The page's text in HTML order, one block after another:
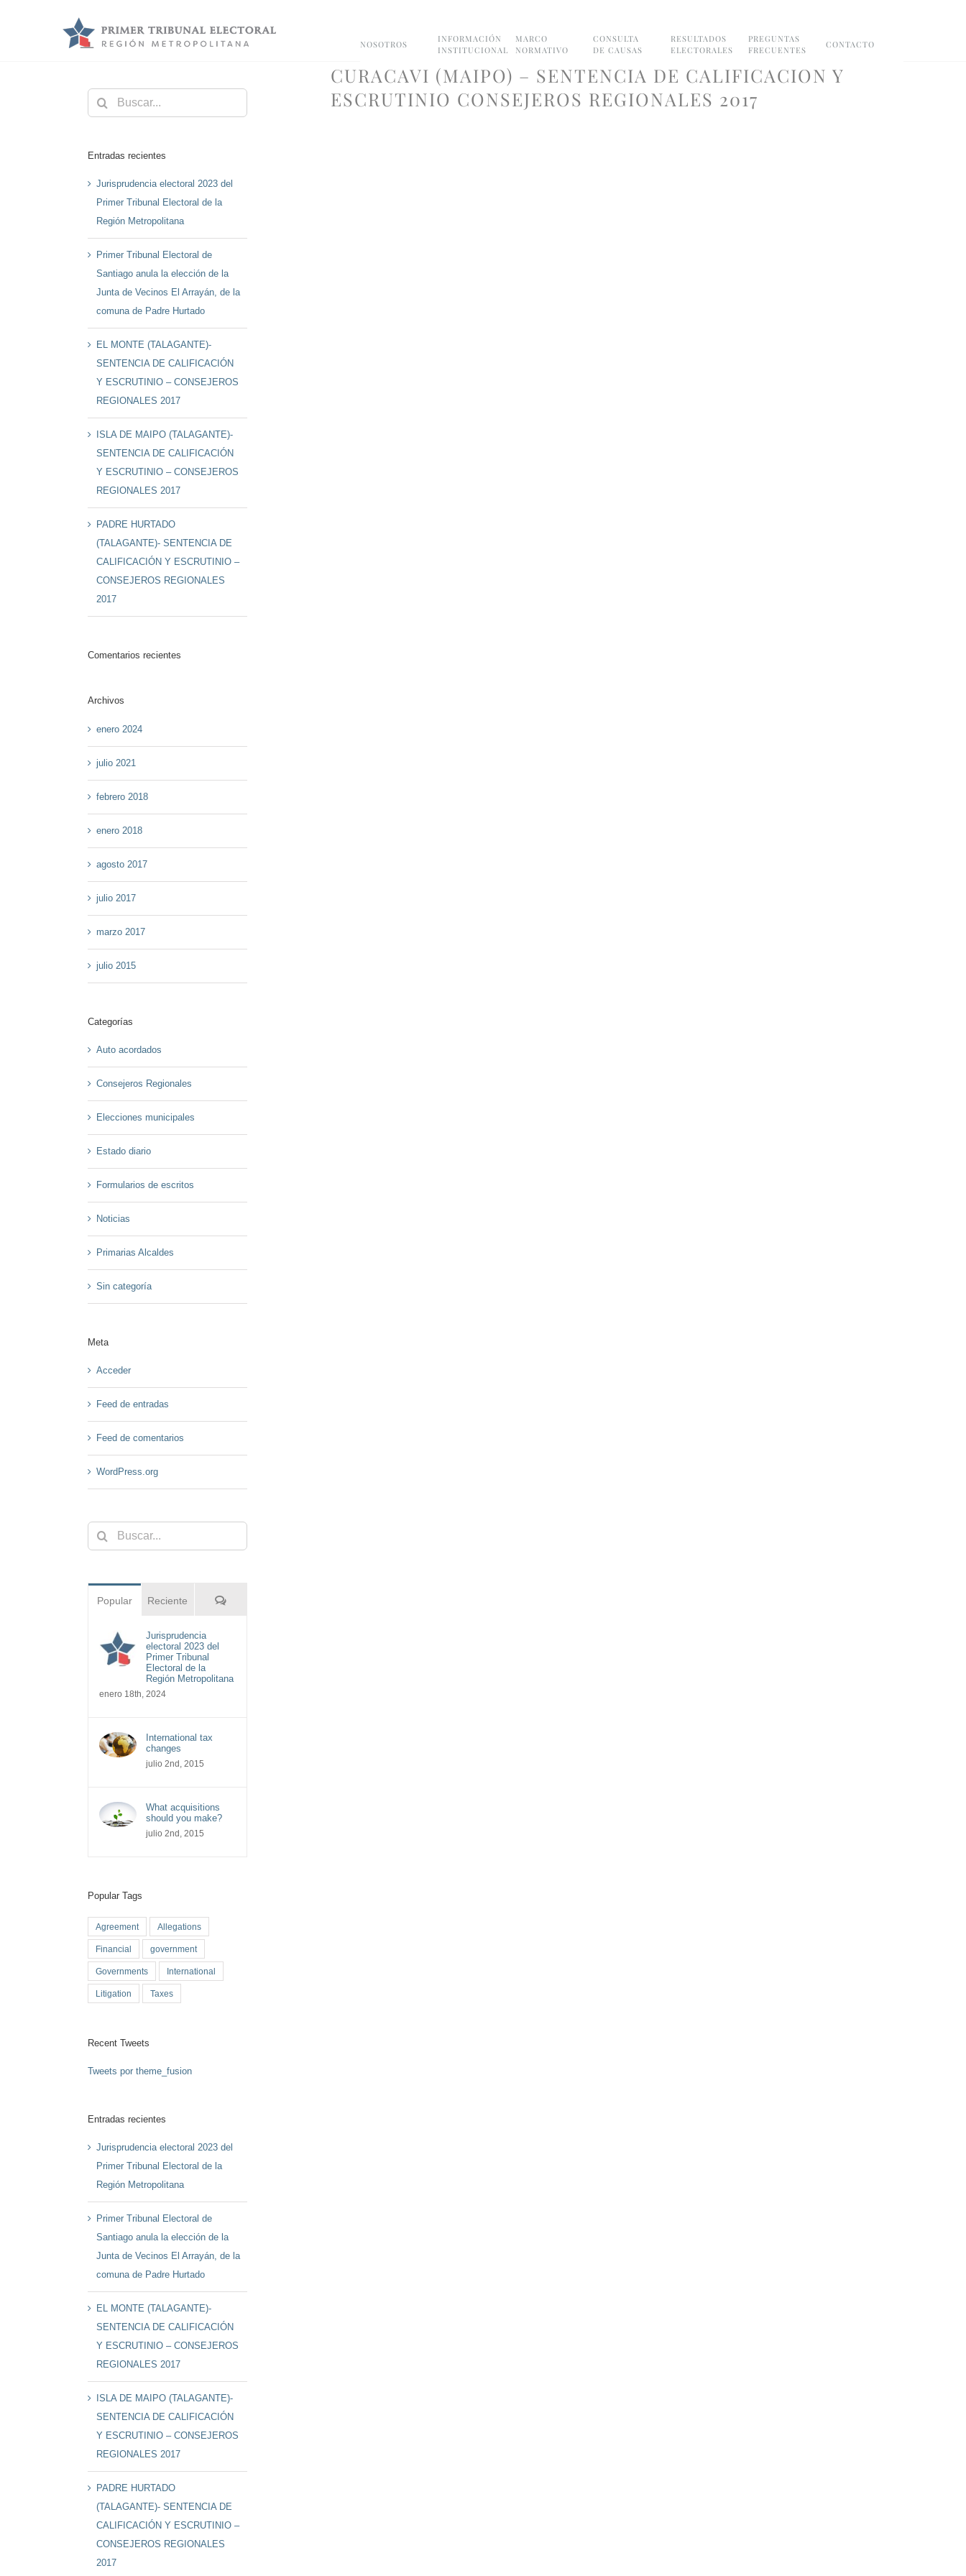
NOSOTROS
INFORMACIÓN
INSTITUCIONAL
MARCO
NORMATIVO
CONSULTA
DE CAUSAS
RESULTADOS
ELECTORALES
PREGUNTAS
FRECUENTES
CONTACTO
CURACAVI (MAIPO) – SENTENCIA DE CALIFICACION Y
ESCRUTINIO CONSEJEROS REGIONALES 2017
Buscar:
Entradas recientes
Jurisprudencia electoral 2023 del
Primer Tribunal Electoral de la
Región Metropolitana
Primer Tribunal Electoral de
Santiago anula la elección de la
Junta de Vecinos El Arrayán, de la
comuna de Padre Hurtado
EL MONTE (TALAGANTE)-
SENTENCIA DE CALIFICACIÓN
Y ESCRUTINIO – CONSEJEROS
REGIONALES 2017
ISLA DE MAIPO (TALAGANTE)-
SENTENCIA DE CALIFICACIÓN
Y ESCRUTINIO – CONSEJEROS
REGIONALES 2017
PADRE HURTADO
(TALAGANTE)- SENTENCIA DE
CALIFICACIÓN Y ESCRUTINIO –
CONSEJEROS REGIONALES
2017
Comentarios recientes
Archivos
enero 2024
julio 2021
febrero 2018
enero 2018
agosto 2017
julio 2017
marzo 2017
julio 2015
Categorías
Auto acordados
Consejeros Regionales
Elecciones municipales
Estado diario
Formularios de escritos
Noticias
Primarias Alcaldes
Sin categoría
Meta
Acceder
Feed de entradas
Feed de comentarios
WordPress.org
Buscar:
Popular Reciente Comentarios
Jurisprudencia
electoral 2023 del
Primer Tribunal
Electoral de la
Región Metropolitana
enero 18th, 2024
International tax
changes
julio 2nd, 2015
What acquisitions
should you make?
julio 2nd, 2015
Popular Tags
Agreement Allegations
Financial government
Governments International
Litigation Taxes
Recent Tweets
Tweets por theme_fusion
Entradas recientes
Jurisprudencia electoral 2023 del
Primer Tribunal Electoral de la
Región Metropolitana
Primer Tribunal Electoral de
Santiago anula la elección de la
Junta de Vecinos El Arrayán, de la
comuna de Padre Hurtado
EL MONTE (TALAGANTE)-
SENTENCIA DE CALIFICACIÓN
Y ESCRUTINIO – CONSEJEROS
REGIONALES 2017
ISLA DE MAIPO (TALAGANTE)-
SENTENCIA DE CALIFICACIÓN
Y ESCRUTINIO – CONSEJEROS
REGIONALES 2017
PADRE HURTADO
(TALAGANTE)- SENTENCIA DE
CALIFICACIÓN Y ESCRUTINIO –
CONSEJEROS REGIONALES
2017